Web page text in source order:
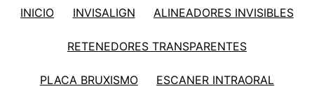
INICIO INVISALIGN ALINEADORES INVISIBLES
RETENEDORES TRANSPARENTES
PLACA BRUXISMO ESCANER INTRAORAL